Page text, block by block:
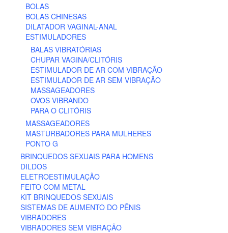
BOLAS
BOLAS CHINESAS
DILATADOR VAGINAL-ANAL
ESTIMULADORES
BALAS VIBRATÓRIAS
CHUPAR VAGINA/CLITÓRIS
ESTIMULADOR DE AR COM VIBRAÇÃO
ESTIMULADOR DE AR SEM VIBRAÇÃO
MASSAGEADORES
OVOS VIBRANDO
PARA O CLITÓRIS
MASSAGEADORES
MASTURBADORES PARA MULHERES
PONTO G
BRINQUEDOS SEXUAIS PARA HOMENS
DILDOS
ELETROESTIMULAÇÃO
FEITO COM METAL
KIT BRINQUEDOS SEXUAIS
SISTEMAS DE AUMENTO DO PÊNIS
VIBRADORES
VIBRADORES SEM VIBRAÇÃO